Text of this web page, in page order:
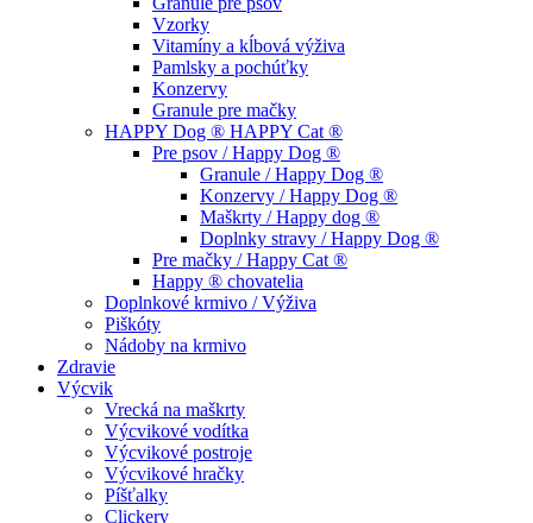
Vzorky
Vitamíny a kĺbová výživa
Pamlsky a pochúťky
Konzervy
Granule pre mačky
HAPPY Dog ® HAPPY Cat ®
Pre psov / Happy Dog ®
Granule / Happy Dog ®
Konzervy / Happy Dog ®
Maškrty / Happy dog ®
Doplnky stravy / Happy Dog ®
Pre mačky / Happy Cat ®
Happy ® chovatelia
Doplnkové krmivo / Výživa
Piškóty
Nádoby na krmivo
Zdravie
Výcvik
Vrecká na maškrty
Výcvikové vodítka
Výcvikové postroje
Výcvikové hračky
Píšťalky
Clickery